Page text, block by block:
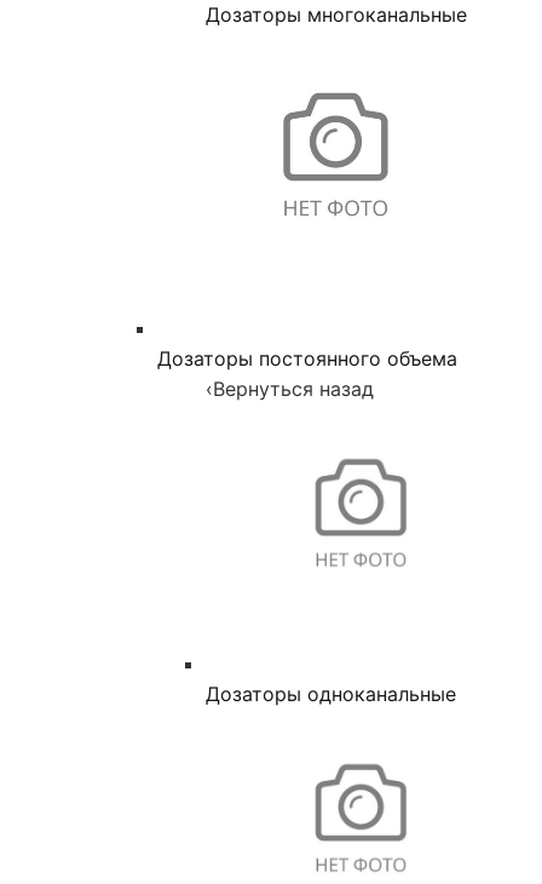
Дозаторы многоканальные
Дозаторы постоянного объема
‹Вернуться назад
Дозаторы одноканальные